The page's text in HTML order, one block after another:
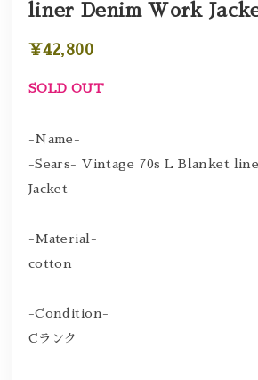
liner Denim Work
¥42,800
SOLD OUT
-Name-
-Sears- Vintage 70s L Blanket
Jacket
-Material-
cotton
-Condition-
Cランク